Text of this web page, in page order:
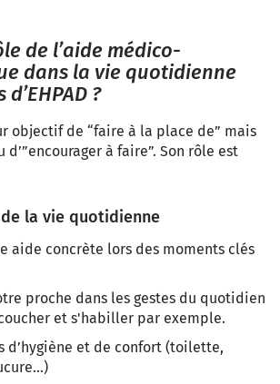
de l’aide médico-
dans la vie quotidienne
?
objectif de “faire à la place de” mais
d’”encourager à faire”. Son rôle est
la vie quotidienne
aide concrète lors des moments clés
proche dans les gestes du quotidien
et s'habiller par exemple.
d’hygiène et de confort (toilette,